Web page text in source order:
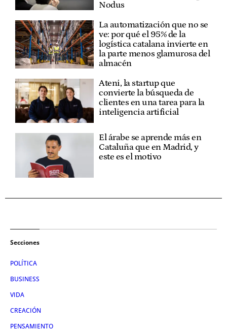
Nodus
La automatización que no se
ve: por qué el 95% de la
logística catalana invierte en
la parte menos glamurosa del
almacén
Ateni, la startup que
convierte la búsqueda de
clientes en una tarea para la
inteligencia artificial
El árabe se aprende más en
Cataluña que en Madrid, y
este es el motivo
Secciones
POLÍTICA
BUSINESS
VIDA
CREACIÓN
PENSAMIENTO